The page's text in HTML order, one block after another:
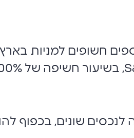
חשופים למניות בארץ
שונים, בכפוף